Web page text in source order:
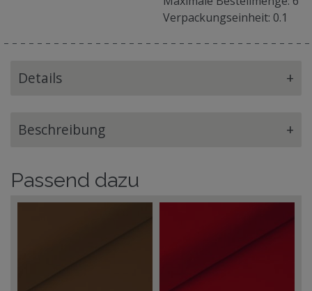
Verpackungseinheit: 0.1
Details +
Beschreibung +
Passend dazu